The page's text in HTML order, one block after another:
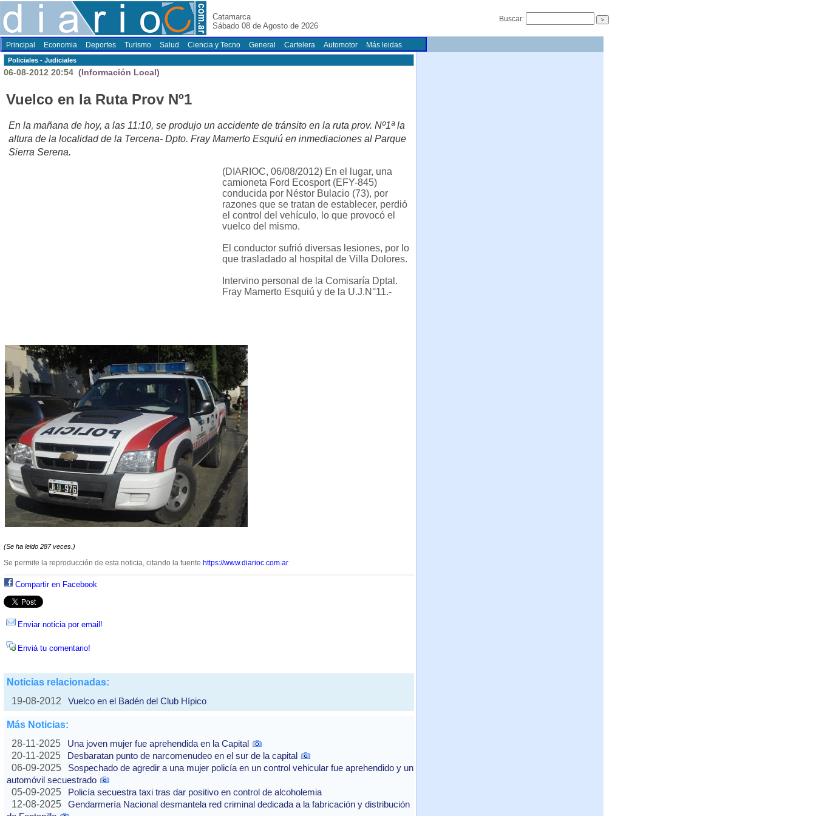
Catamarca
Sábado 08 de Agosto de 2026
Buscar:
Principal Economia Deportes Turismo Salud Ciencia y Tecno General Cartelera Automotor Más leidas
Policiales - Judiciales
06-08-2012 20:54 (Información Local)
Vuelco en la Ruta Prov Nº1
En la mañana de hoy, a las 11:10, se produjo un accidente de tránsito en la ruta prov. Nº1ª la
altura de la localidad de la Tercena- Dpto. Fray Mamerto Esquiú en inmediaciones al Parque
Sierra Serena.
(DIARIOC, 06/08/2012) En el lugar, una
camioneta Ford Ecosport (EFY-845)
conducida por Néstor Bulacio (73), por
razones que se tratan de establecer, perdió
el control del vehículo, lo que provocó el
vuelco del mismo.
El conductor sufrió diversas lesiones, por lo
que trasladado al hospital de Villa Dolores.
Intervino personal de la Comisaría Dptal.
Fray Mamerto Esquiú y de la U.J.N°11.-
(Se ha leido 287 veces.)
Se permite la reproducción de esta noticia, citando la fuente https://www.diarioc.com.ar
Compartir en Facebook
Enviar noticia por email!
Enviá tu comentario!
Noticias relacionadas:
19-08-2012
Vuelco en el Badén del Club Hípico
Más Noticias:
28-11-2025
Una joven mujer fue aprehendida en la Capital
20-11-2025
Desbaratan punto de narcomenudeo en el sur de la capital
06-09-2025
Sospechado de agredir a una mujer policía en un control vehicular fue aprehendido y un
automóvil secuestrado
05-09-2025
Policía secuestra taxi tras dar positivo en control de alcoholemia
12-08-2025
Gendarmería Nacional desmantela red criminal dedicada a la fabricación y distribución